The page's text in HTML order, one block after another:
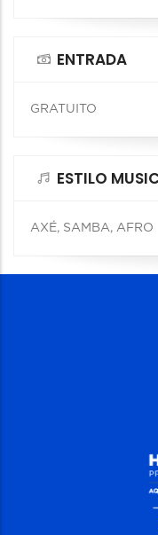
ENTRADA
GRATUITO
ESTILO
AXÉ, SAMBA, AFRO